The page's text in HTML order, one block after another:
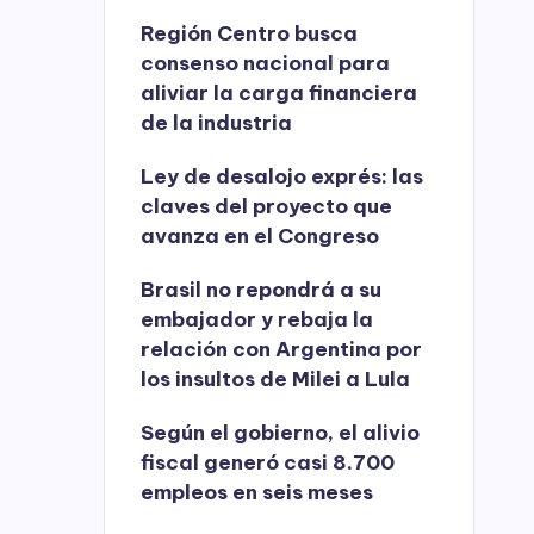
Región Centro busca
consenso nacional para
aliviar la carga financiera
de la industria
Ley de desalojo exprés: las
claves del proyecto que
avanza en el Congreso
Brasil no repondrá a su
embajador y rebaja la
relación con Argentina por
los insultos de Milei a Lula
Según el gobierno, el alivio
fiscal generó casi 8.700
empleos en seis meses